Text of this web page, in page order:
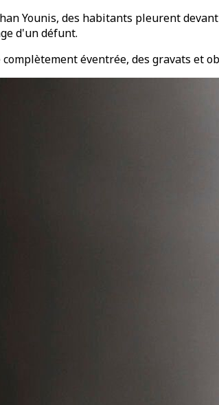
Younis, des habitants pleurent
d'un défunt.
éventrée, des gravats